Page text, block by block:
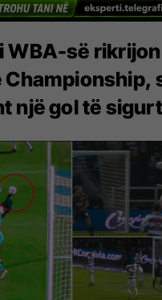
WBA-së rikrijon
Championship,
një gol të sigurt